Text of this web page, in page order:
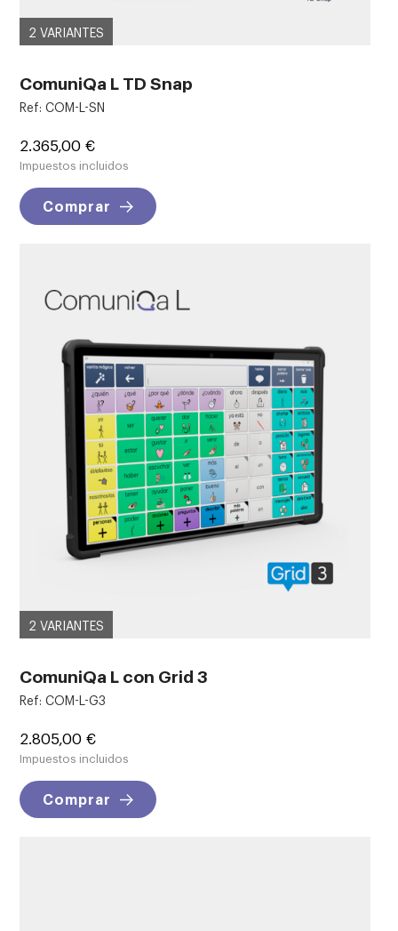
2 VARIANTES
ComuniQa L TD Snap
Ref: COM-L-SN
Precio
2.365,00 €
Impuestos incluidos
Comprar
2 VARIANTES
ComuniQa L con Grid 3
Ref: COM-L-G3
Precio
2.805,00 €
Impuestos incluidos
Comprar